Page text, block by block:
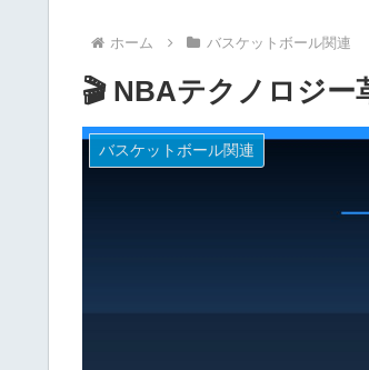
ホーム バスケットボール関連
🎬 NBAテクノロジ
バスケットボール関連